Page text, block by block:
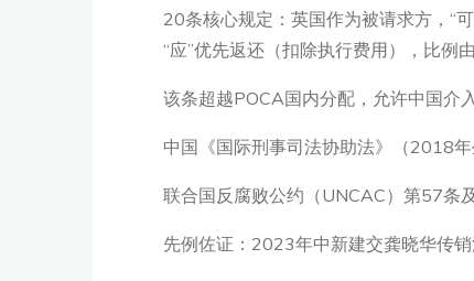
20条核心规定：英国作为被请求方，“
“应”优先返还（扣除执行费用），比例
该条超越POCA国内分配，允许中国介
中国《国际刑事司法协助法》（2018
联合国反腐败公约（UNCAC）第57条
先例佐证：2023年中新建交龚晓华传